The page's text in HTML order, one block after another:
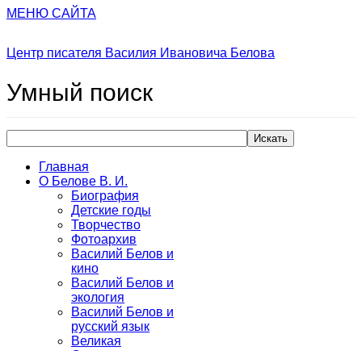
МЕНЮ САЙТА
Центр писателя Василия Ивановича Белова
Умный поиск
Искать
Главная
О Белове В. И.
Биография
Детские годы
Творчество
Фотоархив
Василий Белов и
кино
Василий Белов и
экология
Василий Белов и
русский язык
Великая